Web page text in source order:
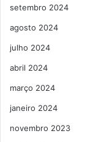
setembro 2024
agosto 2024
julho 2024
abril 2024
março 2024
janeiro 2024
novembro 2023